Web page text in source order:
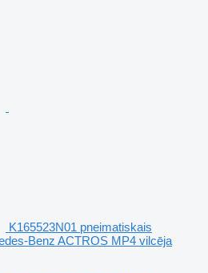
K165523N01 pneimatiskais
Benz ACTROS MP4 vilcēja